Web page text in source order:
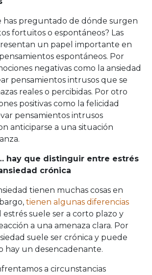
has preguntado de dónde surgen
fortuitos o espontáneos? Las
un papel importante en
espontáneos. Por
negativas como la ansiedad
pensamientos intrusos que se
reales o percibidas. Por otro
positivas como la felicidad
pensamientos intrusos
anticiparse a una situación
hay que distinguir entre estrés
crónica
tienen muchas cosas en
tienen algunas diferencias
estrés suele ser a corto plazo y
a una amenaza clara. Por
suele ser crónica y puede
hay un desencadenante.
a circunstancias